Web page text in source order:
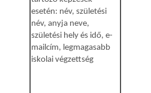
esetén: név, születési
név, anyja neve,
születési hely és idő, e-
mailcím, legmagasabb
iskolai végzettség